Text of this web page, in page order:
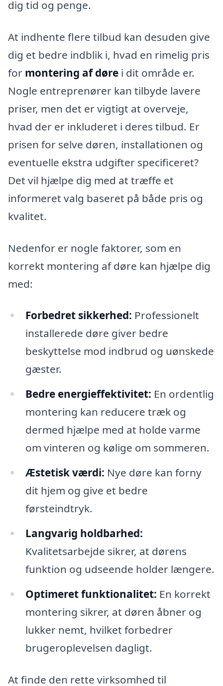
dig tid og penge.
At indhente flere tilbud kan desuden give
dig et bedre indblik i, hvad en rimelig pris
for montering af døre i dit område er.
Nogle entreprenører kan tilbyde lavere
priser, men det er vigtigt at overveje,
hvad der er inkluderet i deres tilbud. Er
prisen for selve døren, installationen og
eventuelle ekstra udgifter specificeret?
Det vil hjælpe dig med at træffe et
informeret valg baseret på både pris og
kvalitet.
Nedenfor er nogle faktorer, som en
korrekt montering af døre kan hjælpe dig
med:
Forbedret sikkerhed: Professionelt
installerede døre giver bedre
beskyttelse mod indbrud og uønskede
gæster.
Bedre energieffektivitet: En ordentlig
montering kan reducere træk og
dermed hjælpe med at holde varme
om vinteren og kølige om sommeren.
Æstetisk værdi: Nye døre kan forny
dit hjem og give et bedre
førsteindtryk.
Langvarig holdbarhed:
Kvalitetsarbejde sikrer, at dørens
funktion og udseende holder længere.
Optimeret funktionalitet: En korrekt
montering sikrer, at døren åbner og
lukker nemt, hvilket forbedrer
brugeroplevelsen dagligt.
At finde den rette virksomhed til